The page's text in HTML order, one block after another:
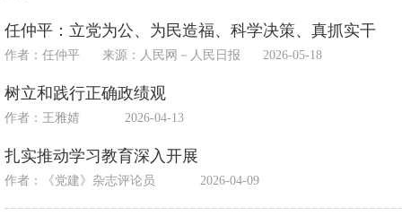
任仲平：立党为公、为民造福、科学决策、真抓实干
作者：任仲平 来源： 人民网－人民日报 2026-05-18
树立和践行正确政绩观
作者：王雅婧 2026-04-13
扎实推动学习教育深入开展
作者：《党建》杂志评论员 2026-04-09